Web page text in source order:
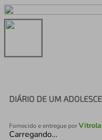
DIÁRIO DE UM
Fornecido e entregue por
Carregando…
2º cafeteira